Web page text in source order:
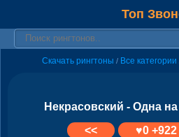
Топ
Скачать рингтоны / Все категории
Некрасовский - Одна
<<
♥0+922